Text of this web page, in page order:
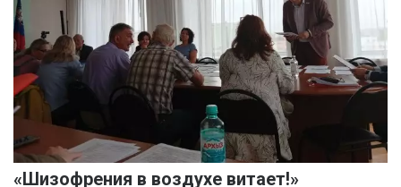
«Шизофрения в воздухе витает!»